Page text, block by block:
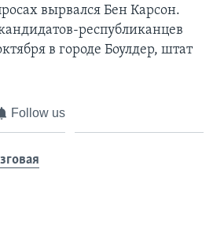
вырвался Бен Карсон.
республиканцев
в городе Боулдер, штат
Follow us